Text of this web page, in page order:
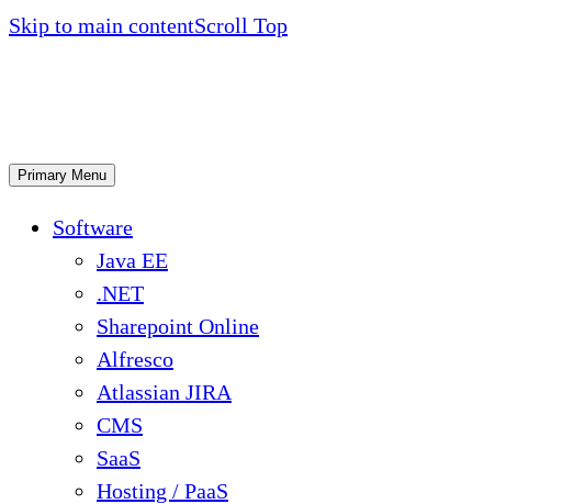
Skip to main contentScroll Top
Primary Menu
Software
Java EE
.NET
Sharepoint Online
Alfresco
Atlassian JIRA
CMS
SaaS
Hosting / PaaS